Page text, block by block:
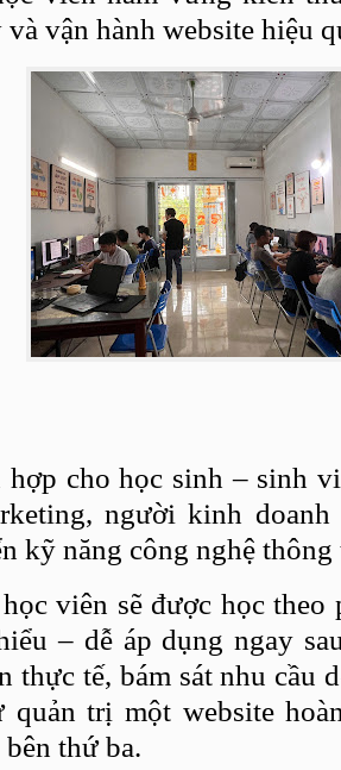
và vận hành website hiệu
cho học sinh – sinh
người kinh
kỹ năng công nghệ
viên sẽ được học theo
– dễ áp dụng ngay
thực tế, bám sát nhu cầu
trị một website
thứ ba.